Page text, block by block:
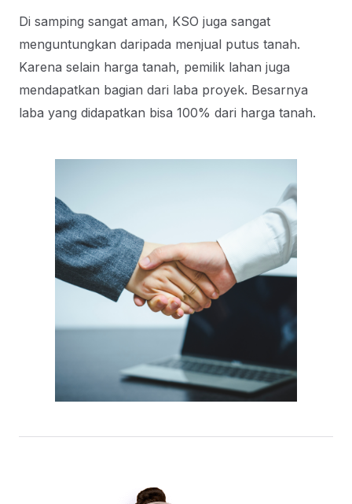
Di samping sangat aman, KSO juga sangat
menguntungkan daripada menjual putus tanah.
Karena selain harga tanah, pemilik lahan juga
mendapatkan bagian dari laba proyek. Besarnya
laba yang didapatkan bisa 100% dari harga tanah.